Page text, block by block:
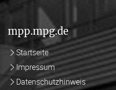
mpp.mpg.de
Startseite
Impressum
Datenschutzhinweis